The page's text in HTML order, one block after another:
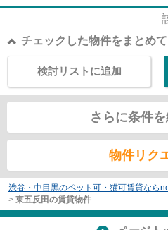
チェックした物件をまとめて
検討リストに追加
さらに条件
物件リク
渋谷・中目黒のペット可・猫可賃貸なら
> 東五反田の賃貸物件